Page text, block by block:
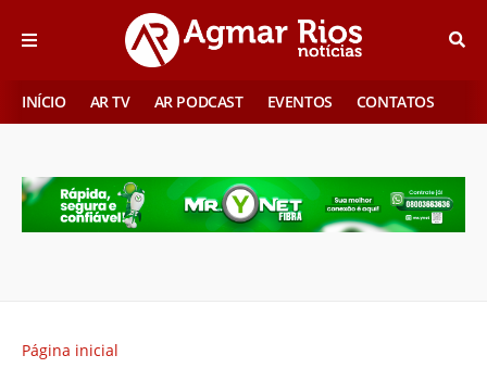
INÍCIO AR TV AR PODCAST EVENTOS CONTATOS
Página inicial